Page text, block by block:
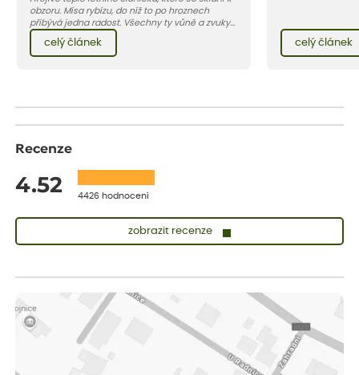
obzoru. Mísa rybízu, do níž to po hroznech
přibývá jedna radost. Všechny ty vůně a zvuky
červencové zahrady. Sklizeň rybízu do kuchyně
vnese neuvěřitelný klid a radost. A taky trochu
bezstarostnosti dětství při mlsání babiččina
celý článek
horké a suché
Pojďme se
celý článek
Recenze
4.52 4426 hodnocení
zobrazit recenze
Vše přišlo velice rychle krásně zabalené. Rostlinky po přesazení
velice dobře prospívají
Jarda
Dobrý den, byli jsme spokojeni